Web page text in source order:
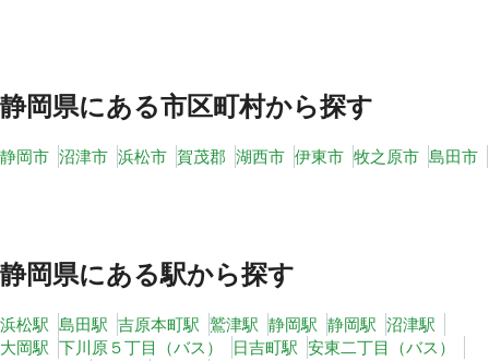
静岡県にある市区町村から探す
静岡市 沼津市 浜松市 賀茂郡 湖西市 伊東市 牧之原市 島田市
静岡県にある駅から探す
浜松駅 島田駅 吉原本町駅 鷲津駅 静岡駅 静岡駅 沼津駅
大岡駅 下川原５丁目（バス） 日吉町駅 安東二丁目（バス）